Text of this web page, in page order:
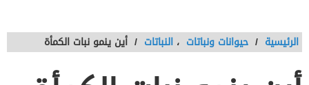
الرئيسية / حيوانات ونباتات ، النباتات / أين ينمو نبات الكمأة